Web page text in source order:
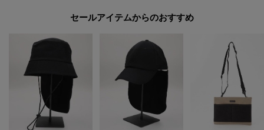
セールアイテムからのおすすめ